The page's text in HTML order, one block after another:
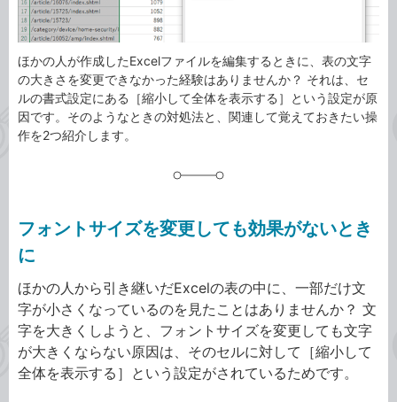
ほかの人が作成したExcelファイルを編集するときに、表の文字
の大きさを変更できなかった経験はありませんか？ それは、セ
ルの書式設定にある［縮小して全体を表示する］という設定が原
因です。そのようなときの対処法と、関連して覚えておきたい操
作を2つ紹介します。
フォントサイズを変更しても効果がないとき
に
ほかの人から引き継いだExcelの表の中に、一部だけ文
字が小さくなっているのを見たことはありませんか？ 文
字を大きくしようと、フォントサイズを変更しても文字
が大きくならない原因は、そのセルに対して［縮小して
全体を表示する］という設定がされているためです。